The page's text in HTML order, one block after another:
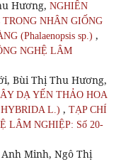
Hương, NGHIÊN
NHÂN GIỐNG
(Phalaenopsis sp.) ,
NGHỆ LÂM
Bùi Thị Thu Hương,
DẠ YẾN THẢO HOA
L.) , TẠP CHÍ
LÂM NGHIỆP: Số 20-
Minh, Ngô Thị